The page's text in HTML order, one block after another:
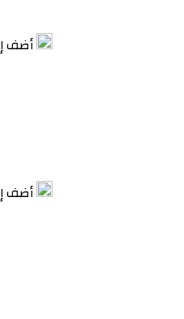
أضف إلى السلة
أضف إلى السلة